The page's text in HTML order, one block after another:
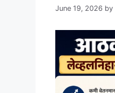
June 19, 2026 by